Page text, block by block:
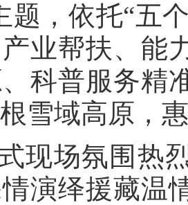
题，依托“五
业帮扶、能
科普服务精
雪域高原，
现场氛围热
演绎援藏温